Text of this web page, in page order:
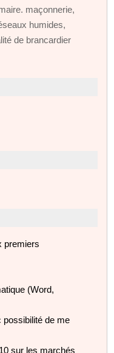
maçonnerie,
humides,
de brancardier
premiers
(Word,
de me
sur les marchés